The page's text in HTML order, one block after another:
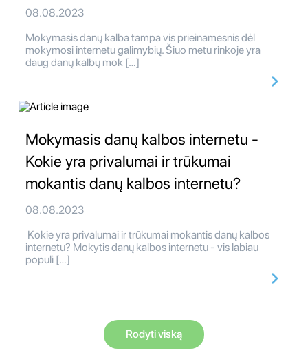
08.08.2023
Mokymasis danų kalba tampa vis prieinamesnis dėl
mokymosi internetu galimybių. Šiuo metu rinkoje yra
daug danų kalbų mok […]
Mokymasis danų kalbos internetu -
Kokie yra privalumai ir trūkumai
mokantis danų kalbos internetu?
08.08.2023
Kokie yra privalumai ir trūkumai mokantis danų kalbos
internetu? Mokytis danų kalbos internetu - vis labiau
populi […]
Rodyti viską